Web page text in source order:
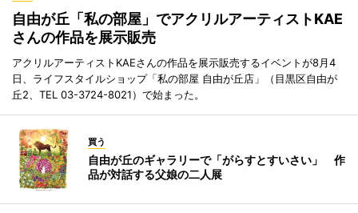
自由が丘「私の部屋」でアクリルアーティストKAE
さんの作品を展示販売
アクリルアーティストKAEさんの作品を展示販売するイベントが8月4
日、ライフスタイルショップ「私の部屋 自由が丘店」（目黒区自由が
丘2、TEL 03-3724-8021）で始まった。
買う
自由が丘のギャラリーで「がらすとすいさい」 作
品が対話する父娘の二人展